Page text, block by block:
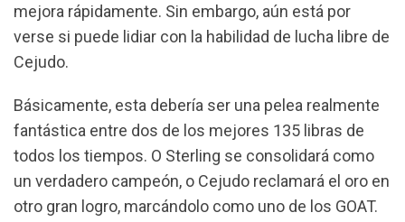
mejora rápidamente. Sin embargo, aún está por
verse si puede lidiar con la habilidad de lucha libre de
Cejudo.
Básicamente, esta debería ser una pelea realmente
fantástica entre dos de los mejores 135 libras de
todos los tiempos. O Sterling se consolidará como
un verdadero campeón, o Cejudo reclamará el oro en
otro gran logro, marcándolo como uno de los GOAT.